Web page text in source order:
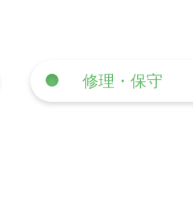
修理・保守